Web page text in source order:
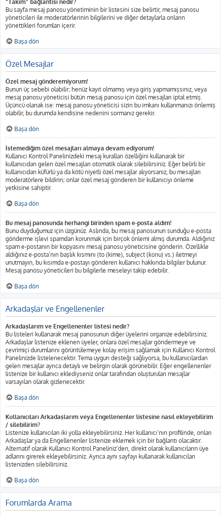
“Takım” bağlantısı nedir?
Bu sayfa mesaj panosu yönetiminin bir listesini size belirtir, mesaj panosu
yöneticileri ile moderatörlerinin bilgilerini ve diğer detaylarla onların
yönettikleri forumları içerir.
Başa dön
Özel Mesajlar
Özel mesaj gönderemiyorum!
Bunun üç sebebi olabilir; henüz kayıt olmamış veya giriş yapmamışsınız, veya
mesaj panosu yöneticisi bütün mesaj panosu için özel mesajları iptal etmiş.
Üçüncü olanak ise: mesaj panosu yöneticisi sizin bu imkanı kullanmanızı önlemiş
olabilir, bu durumda kendisine nedenini sormanız gerekir.
Başa dön
İstemediğim özel mesajları almaya devam ediyorum!
Kullanıcı Kontrol Panelinizdeki mesaj kuralları özelliğini kullanarak bir
kullanıcıdan gelen özel mesajları otomatik olarak silebilirsiniz. Eğer belirli bir
kullanıcıdan küfürlü ya da kötü niyetli özel mesajlar alıyorsanız, bu mesajları
moderatörlere bildirin; onlar özel mesaj gönderen bir kullanıcıyı önleme
yetkisine sahiptir.
Başa dön
Bu mesaj panosunda herhangi birinden spam e-posta aldım!
Bunu duyduğumuz için üzgünüz. Aslında, bu mesaj panosunun sunduğu e-posta
gönderme işlevi spamdan korunmak için birçok önlemi almış durumda. Aldığınız
spam e-postanın bir kopyasını mesaj panosu yöneticisine gönderin. Özellikle
aldığınız e-posta’nın başlık kısmını (to (kime), subject (konu) vs.) iletmeyi
unutmayın, bu kısımda e-postayı gönderen kullanıcı hakkında bilgiler bulunur.
Mesaj panosu yöneticileri bu bilgilerle meseleyi takip edebilir.
Başa dön
Arkadaşlar ve Engellenenler
Arkadaşlarım ve Engellenenler listesi nedir?
Bu listeleri kullanarak mesaj panosunun diğer üyelerini organize edebilirsiniz.
Arkadaşlar listenize eklenen üyeler, onlara özel mesajlar göndermeye ve
çevrimiçi durumlarını görüntülemeye kolay erişim sağlamak için Kullanıcı Kontrol
Panelinizde listelenecektir. Tema uygun desteği sağlıyorsa, bu kullanıcılardan
gelen mesajlar ayrıca detaylı ve belirgin olarak görünebilir. Eğer engellenenler
listenize bir kullanıcı eklediyseniz onlar tarafından oluşturulan mesajlar
varsayılan olarak gizlenecektir.
Başa dön
Kullanıcıları Arkadaşlarım veya Engellenenler listesine nasıl ekleyebilirim
/ silebilirim?
Listenize kullanıcıları iki yolla ekleyebilirsiniz. Her kullanıcı’nın profilinde, onları
Arkadaşlar ya da Engellenenler listenize eklemek için bir bağlantı olacaktır.
Alternatif olarak Kullanıcı Kontrol Paneliniz’den, direkt olarak kullanıcıların üye
adlarını girerek ekleyebilirsiniz. Ayrıca aynı sayfayı kullanarak kullanıcıları
listenizden silebilirsiniz.
Başa dön
Forumlarda Arama